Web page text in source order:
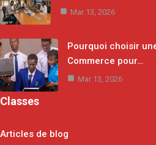
Mar 13, 2026
Pourquoi choisir
Commerce pour…
Mar 13, 2026
Classes
Articles de blog